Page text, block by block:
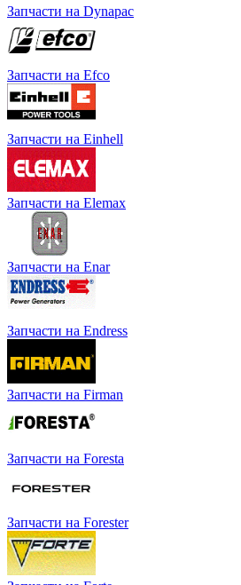
Запчасти на Dynapac
Запчасти на Efco
Запчасти на Einhell
Запчасти на Elemax
Запчасти на Enar
Запчасти на Endress
Запчасти на Firman
Запчасти на Foresta
Запчасти на Forester